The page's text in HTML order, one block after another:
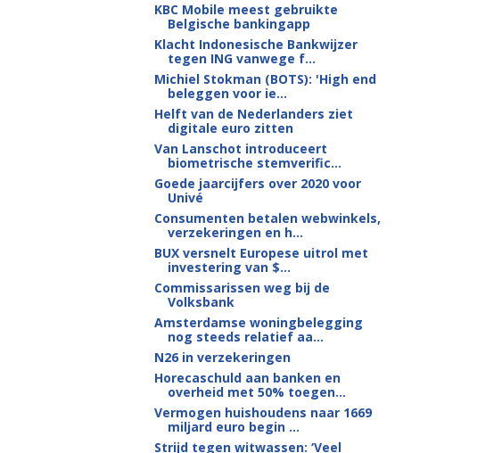
KBC Mobile meest gebruikte
Belgische bankingapp
Klacht Indonesische Bankwijzer
tegen ING vanwege f...
Michiel Stokman (BOTS): 'High end
beleggen voor ie...
Helft van de Nederlanders ziet
digitale euro zitten
Van Lanschot introduceert
biometrische stemverific...
Goede jaarcijfers over 2020 voor
Univé
Consumenten betalen webwinkels,
verzekeringen en h...
BUX versnelt Europese uitrol met
investering van $...
Commissarissen weg bij de
Volksbank
Amsterdamse woningbelegging
nog steeds relatief aa...
N26 in verzekeringen
Horecaschuld aan banken en
overheid met 50% toegen...
Vermogen huishoudens naar 1669
miljard euro begin ...
Strijd tegen witwassen: ‘Veel